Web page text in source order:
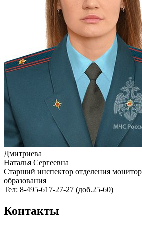
Дмитриева
Наталья Сергеевна
Старший инспектор отделения
образования
Тел: 8-495-617-27-27 (доб.25-60)
Контакты